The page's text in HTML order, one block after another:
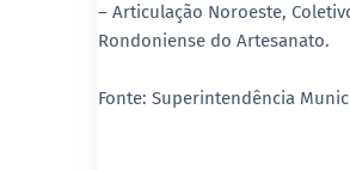
– Articulação Noroeste,
Rondoniense do Artesanato.
Fonte: Superintendência